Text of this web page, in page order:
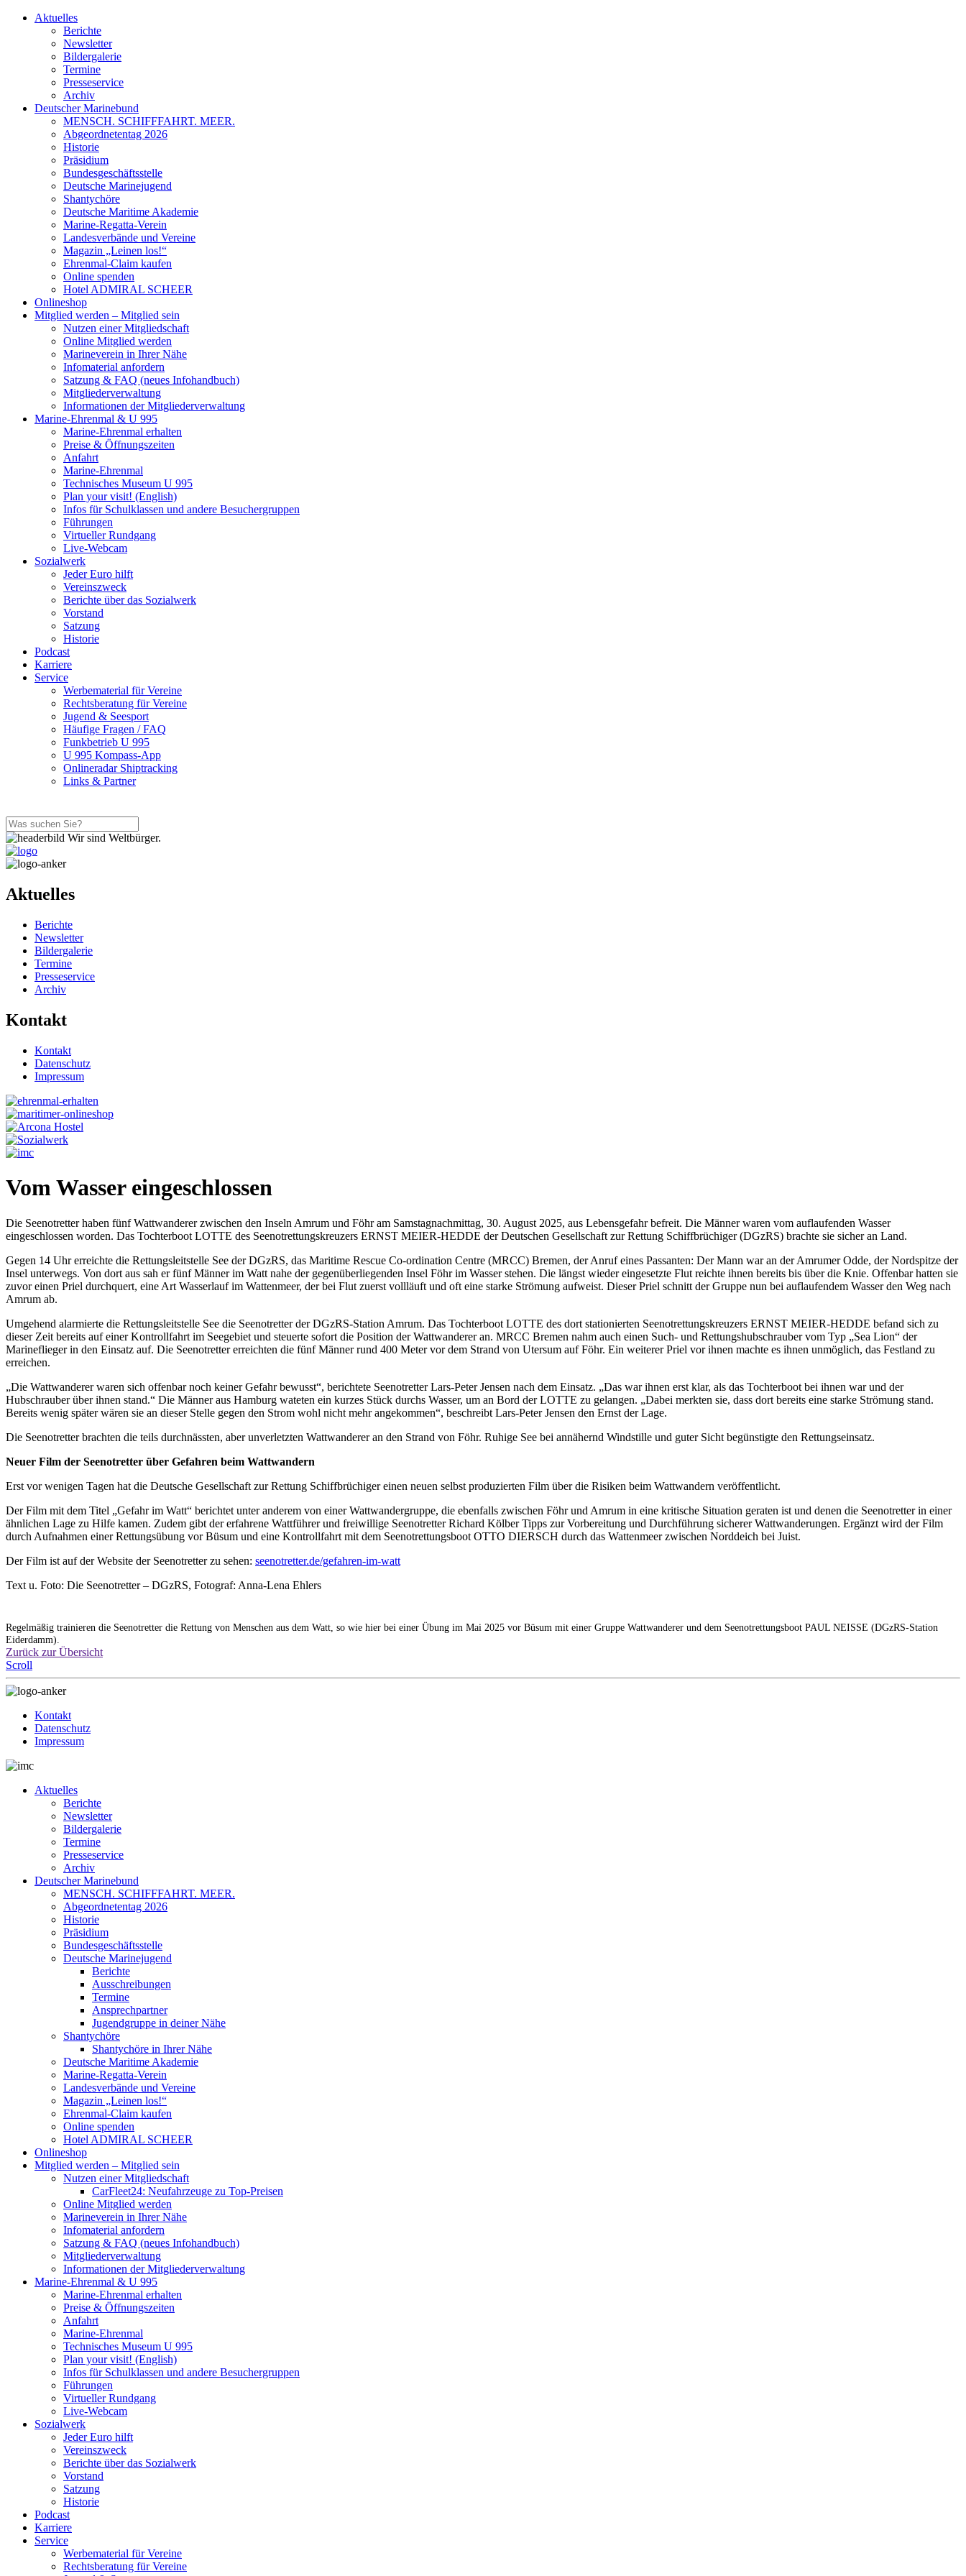
Aktuelles
Berichte
Newsletter
Bildergalerie
Termine
Presseservice
Archiv
Deutscher Marinebund
MENSCH. SCHIFFFAHRT. MEER.
Abgeordnetentag 2026
Historie
Präsidium
Bundesgeschäftsstelle
Deutsche Marinejugend
Shantychöre
Deutsche Maritime Akademie
Marine-Regatta-Verein
Landesverbände und Vereine
Magazin „Leinen los!“
Ehrenmal-Claim kaufen
Online spenden
Hotel ADMIRAL SCHEER
Onlineshop
Mitglied werden – Mitglied sein
Nutzen einer Mitgliedschaft
Online Mitglied werden
Marineverein in Ihrer Nähe
Infomaterial anfordern
Satzung & FAQ (neues Infohandbuch)
Mitgliederverwaltung
Informationen der Mitgliederverwaltung
Marine-Ehrenmal & U 995
Marine-Ehrenmal erhalten
Preise & Öffnungszeiten
Anfahrt
Marine-Ehrenmal
Technisches Museum U 995
Plan your visit! (English)
Infos für Schulklassen und andere Besuchergruppen
Führungen
Virtueller Rundgang
Live-Webcam
Sozialwerk
Jeder Euro hilft
Vereinszweck
Berichte über das Sozialwerk
Vorstand
Satzung
Historie
Podcast
Karriere
Service
Werbematerial für Vereine
Rechtsberatung für Vereine
Jugend & Seesport
Häufige Fragen / FAQ
Funkbetrieb U 995
U 995 Kompass-App
Onlineradar Shiptracking
Links & Partner
Wir sind Weltbürger.
Aktuelles
Berichte
Newsletter
Bildergalerie
Termine
Presseservice
Archiv
Kontakt
Kontakt
Datenschutz
Impressum
Vom Wasser eingeschlossen
Die Seenotretter haben fünf Wattwanderer zwischen den Inseln Amrum und Föhr am Samstagnachmittag, 30. August 2025, aus Lebensgefahr befreit. Die Männer waren vom auflaufenden Wasser
eingeschlossen worden. Das Tochterboot LOTTE des Seenotrettungskreuzers ERNST MEIER-HEDDE der Deutschen Gesellschaft zur Rettung Schiffbrüchiger (DGzRS) brachte sie sicher an Land.
Gegen 14 Uhr erreichte die Rettungsleitstelle See der DGzRS, das Maritime Rescue Co-ordination Centre (MRCC) Bremen, der Anruf eines Passanten: Der Mann war an der Amrumer Odde, der Nordspitze der
Insel unterwegs. Von dort aus sah er fünf Männer im Watt nahe der gegenüberliegenden Insel Föhr im Wasser stehen. Die längst wieder eingesetzte Flut reichte ihnen bereits bis über die Knie. Offenbar hatten sie
zuvor einen Priel durchquert, eine Art Wasserlauf im Wattenmeer, der bei Flut zuerst vollläuft und oft eine starke Strömung aufweist. Dieser Priel schnitt der Gruppe nun bei auflaufendem Wasser den Weg nach
Amrum ab.
Umgehend alarmierte die Rettungsleitstelle See die Seenotretter der DGzRS-Station Amrum. Das Tochterboot LOTTE des dort stationierten Seenotrettungskreuzers ERNST MEIER-HEDDE befand sich zu
dieser Zeit bereits auf einer Kontrollfahrt im Seegebiet und steuerte sofort die Position der Wattwanderer an. MRCC Bremen nahm auch einen Such- und Rettungshubschrauber vom Typ „Sea Lion“ der
Marineflieger in den Einsatz auf. Die Seenotretter erreichten die fünf Männer rund 400 Meter vor dem Strand von Utersum auf Föhr. Ein weiterer Priel vor ihnen machte es ihnen unmöglich, das Festland zu
erreichen.
„Die Wattwanderer waren sich offenbar noch keiner Gefahr bewusst“, berichtete Seenotretter Lars-Peter Jensen nach dem Einsatz. „Das war ihnen erst klar, als das Tochterboot bei ihnen war und der
Hubschrauber über ihnen stand.“ Die Männer aus Hamburg wateten ein kurzes Stück durchs Wasser, um an Bord der LOTTE zu gelangen. „Dabei merkten sie, dass dort bereits eine starke Strömung stand.
Bereits wenig später wären sie an dieser Stelle gegen den Strom wohl nicht mehr angekommen“, beschreibt Lars-Peter Jensen den Ernst der Lage.
Die Seenotretter brachten die teils durchnässten, aber unverletzten Wattwanderer an den Strand von Föhr. Ruhige See bei annähernd Windstille und guter Sicht begünstigte den Rettungseinsatz.
Neuer Film der Seenotretter über Gefahren beim Wattwandern
Erst vor wenigen Tagen hat die Deutsche Gesellschaft zur Rettung Schiffbrüchiger einen neuen selbst produzierten Film über die Risiken beim Wattwandern veröffentlicht.
Der Film mit dem Titel „Gefahr im Watt“ berichtet unter anderem von einer Wattwandergruppe, die ebenfalls zwischen Föhr und Amrum in eine kritische Situation geraten ist und denen die Seenotretter in einer
ähnlichen Lage zu Hilfe kamen. Zudem gibt der erfahrene Wattführer und freiwillige Seenotretter Richard Kölber Tipps zur Vorbereitung und Durchführung sicherer Wattwanderungen. Ergänzt wird der Film
durch Aufnahmen einer Rettungsübung vor Büsum und eine Kontrollfahrt mit dem Seenotrettungsboot OTTO DIERSCH durch das Wattenmeer zwischen Norddeich bei Juist.
Der Film ist auf der Website der Seenotretter zu sehen: seenotretter.de/gefahren-im-watt
Text u. Foto: Die Seenotretter – DGzRS, Fotograf: Anna-Lena Ehlers
Regelmäßig trainieren die Seenotretter die Rettung von Menschen aus dem Watt, so wie hier bei einer Übung im Mai 2025 vor Büsum mit einer Gruppe Wattwanderer und dem Seenotrettungsboot PAUL NEISSE (DGzRS-Station
Eiderdamm).
Zurück zur Übersicht
Scroll
Kontakt
Datenschutz
Impressum
Aktuelles
Berichte
Newsletter
Bildergalerie
Termine
Presseservice
Archiv
Deutscher Marinebund
MENSCH. SCHIFFFAHRT. MEER.
Abgeordnetentag 2026
Historie
Präsidium
Bundesgeschäftsstelle
Deutsche Marinejugend
Berichte
Ausschreibungen
Termine
Ansprechpartner
Jugendgruppe in deiner Nähe
Shantychöre
Shantychöre in Ihrer Nähe
Deutsche Maritime Akademie
Marine-Regatta-Verein
Landesverbände und Vereine
Magazin „Leinen los!“
Ehrenmal-Claim kaufen
Online spenden
Hotel ADMIRAL SCHEER
Onlineshop
Mitglied werden – Mitglied sein
Nutzen einer Mitgliedschaft
CarFleet24: Neufahrzeuge zu Top-Preisen
Online Mitglied werden
Marineverein in Ihrer Nähe
Infomaterial anfordern
Satzung & FAQ (neues Infohandbuch)
Mitgliederverwaltung
Informationen der Mitgliederverwaltung
Marine-Ehrenmal & U 995
Marine-Ehrenmal erhalten
Preise & Öffnungszeiten
Anfahrt
Marine-Ehrenmal
Technisches Museum U 995
Plan your visit! (English)
Infos für Schulklassen und andere Besuchergruppen
Führungen
Virtueller Rundgang
Live-Webcam
Sozialwerk
Jeder Euro hilft
Vereinszweck
Berichte über das Sozialwerk
Vorstand
Satzung
Historie
Podcast
Karriere
Service
Werbematerial für Vereine
Rechtsberatung für Vereine